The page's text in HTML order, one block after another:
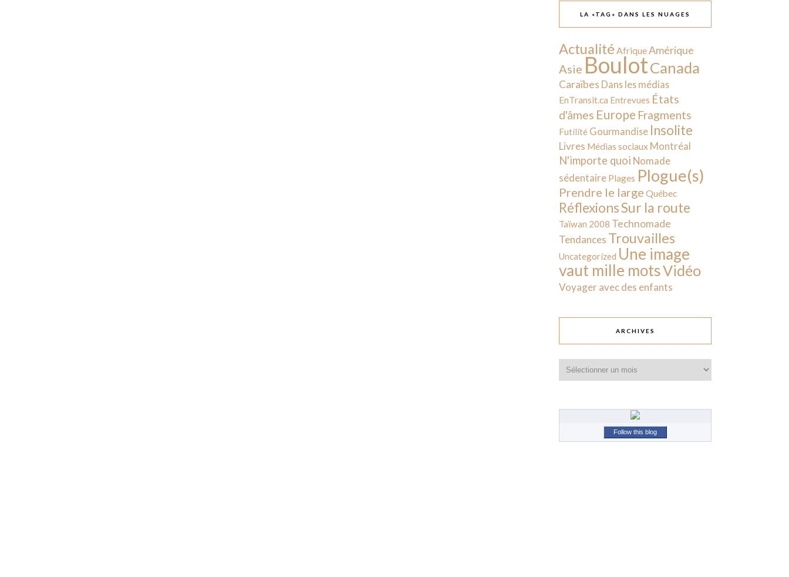
LA «TAG» DANS LES NUAGES
Actualité AfriqueAmérique
Asie BoulotCanada
Caraïbes Dans les médias
EnTransit.ca Entrevues États
d'âmes Europe Fragments
Futilité Gourmandise Insolite
Livres Médias sociaux Montréal
N'importe quoi Nomade
sédentaire Plages Plogue(s)
Prendre le large Québec
RéflexionsSur la route
Taïwan 2008 Technomade
Tendances Trouvailles
Uncategorized Une image
vaut mille motsVidéo
Voyager avec des enfants
ARCHIVES
Follow this blog